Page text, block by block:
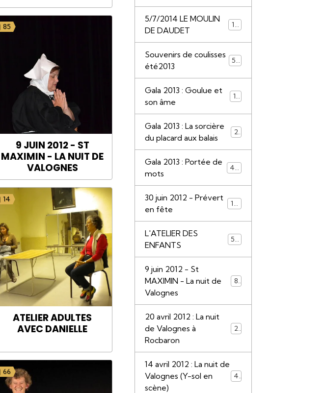
85
9 JUIN 2012 - ST
MAXIMIN - LA NUIT DE
VALOGNES
14
ATELIER ADULTES
AVEC DANIELLE
66
5/7/2014 LE MOULIN
DE DAUDET
117
Souvenirs de coulisses
été2013
50
Gala 2013 : Goulue et
son âme
13
Gala 2013 : La sorcière
du placard aux balais
22
Gala 2013 : Portée de
mots
44
30 juin 2012 - Prévert
en fête
110
L'ATELIER DES
ENFANTS
55
9 juin 2012 - St
MAXIMIN - La nuit de
Valognes
85
20 avril 2012 : La nuit
de Valognes à
Rocbaron
28
14 avril 2012 : La nuit de
Valognes (Y-sol en
scène)
45